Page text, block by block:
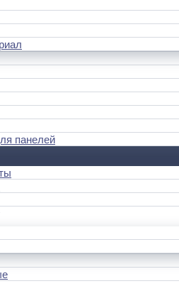
панелей